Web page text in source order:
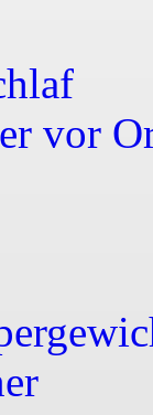
vor